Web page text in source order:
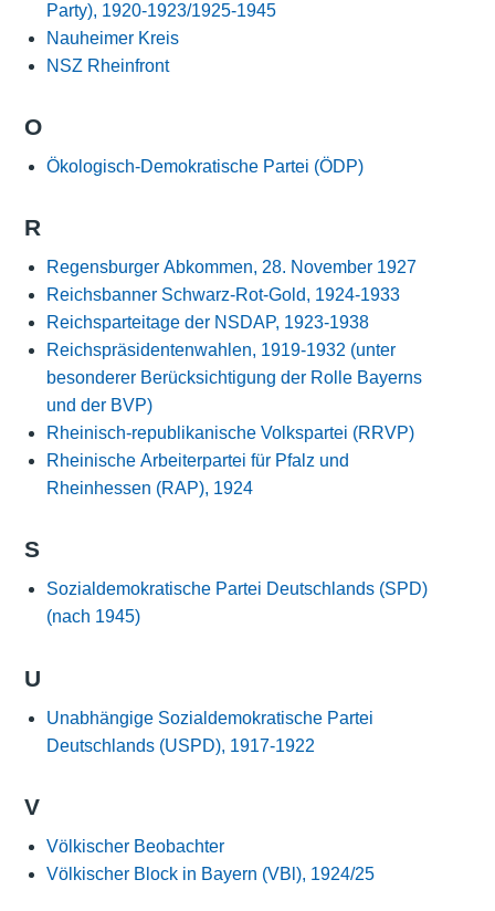
Party), 1920-1923/1925-1945
Nauheimer Kreis
NSZ Rheinfront
O
Ökologisch-Demokratische Partei (ÖDP)
R
Regensburger Abkommen, 28. November 1927
Reichsbanner Schwarz-Rot-Gold, 1924-1933
Reichsparteitage der NSDAP, 1923-1938
Reichspräsidentenwahlen, 1919-1932 (unter
besonderer Berücksichtigung der Rolle Bayerns
und der BVP)
Rheinisch-republikanische Volkspartei (RRVP)
Rheinische Arbeiterpartei für Pfalz und
Rheinhessen (RAP), 1924
S
Sozialdemokratische Partei Deutschlands (SPD)
(nach 1945)
U
Unabhängige Sozialdemokratische Partei
Deutschlands (USPD), 1917-1922
V
Völkischer Beobachter
Völkischer Block in Bayern (VBl), 1924/25